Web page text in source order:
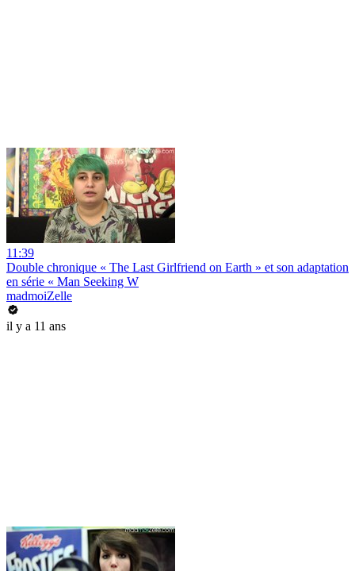
11:39
Double chronique « The Last Girlfriend on Earth » et son adaptation
en série « Man Seeking W
madmoiZelle
il y a 11 ans